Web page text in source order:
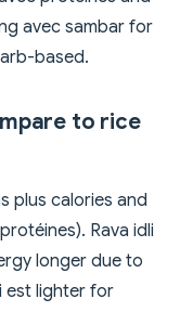
avec sambar for
based.
to rice
plus calories and
Rava idli
longer due to
est lighter for